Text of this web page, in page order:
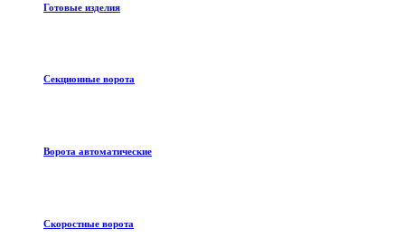
Готовые изделия
Секционные ворота
Ворота автоматические
Скоростные ворота